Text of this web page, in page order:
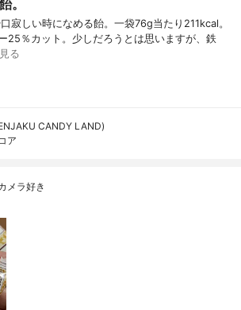
。
寂しい時になめる飴。一袋76g当たり211kcal。
25％カット。少しだろうとは思いますが、鉄
る
CANDY LAND)
ア
メラ好き